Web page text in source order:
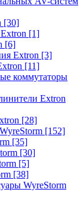
[30]
[1]
[6]
Extron [3]
[11]
коммутаторы
Extron
[28]
[152]
[35]
[30]
[5]
[38]
WyreStorm